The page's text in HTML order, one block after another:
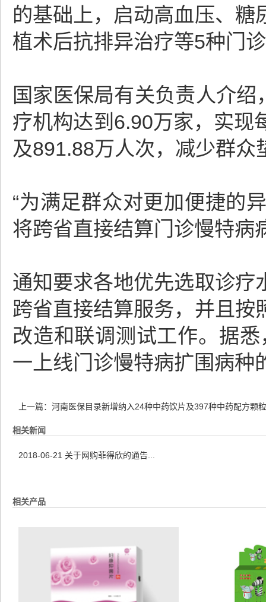
的基础上，启动高血压、
植术后抗排异治疗等5种门
国家医保局有关负责人介
疗机构达到6.90万家，实现
及891.88万人次，减少群众
“为满足群众对更加便捷的
将跨省直接结算门诊慢特病
通知要求各地优先选取诊疗
跨省直接结算服务，并且按
改造和联调测试工作。据
一上线门诊慢特病扩围病种
上一篇： 河南医保目录新增纳入24种中药饮片及397种中药配方颗粒
相关新闻
2018-06-21 关于网购菲得欣的通告...
相关产品